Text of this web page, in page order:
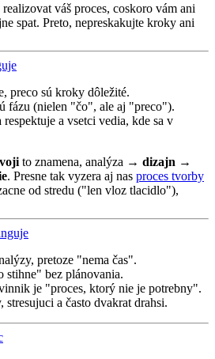
váš proces, coskoro vám ani
spat. Preto, nepreskakujte kroky ani
preco sú kroky dôležité.
fázu (nielen "čo", ale aj "preco").
a vsetci vedia, kde sa v
to znamena, analýza → dizajn →
. Presne tak vyzera aj nas proces tvorby
od stredu ("len vloz tlacidlo"),
pretoze "nema čas".
stihne" bez plánovania.
je "proces, ktorý nie je potrebny".
a často dvakrat drahsi.